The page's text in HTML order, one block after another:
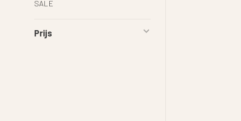
SALE
Prijs